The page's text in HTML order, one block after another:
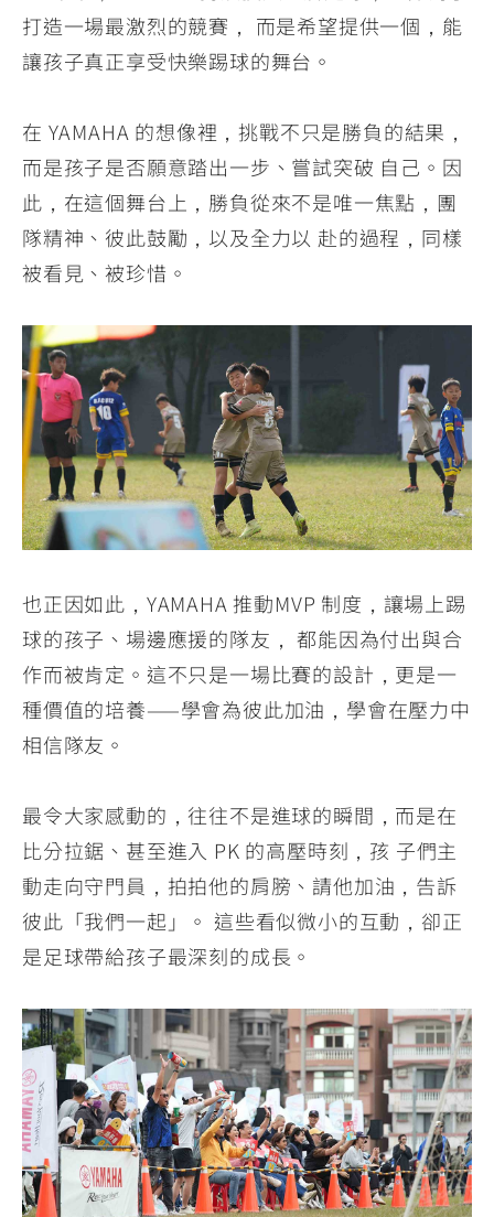
打造一場最激烈的競賽， 而是希望提供一個，能
讓孩子真正享受快樂踢球的舞台。
在 YAMAHA 的想像裡，挑戰不只是勝負的結果，
而是孩子是否願意踏出一步、嘗試突破 自己。因
此，在這個舞台上，勝負從來不是唯一焦點，團
隊精神、彼此鼓勵，以及全力以 赴的過程，同樣
被看見、被珍惜。
也正因如此，YAMAHA 推動MVP 制度，讓場上踢
球的孩子、場邊應援的隊友， 都能因為付出與合
作而被肯定。這不只是一場比賽的設計，更是一
種價值的培養——學會為彼此加油，學會在壓力中
相信隊友。
最令大家感動的，往往不是進球的瞬間，而是在
比分拉鋸、甚至進入 PK 的高壓時刻，孩 子們主
動走向守門員，拍拍他的肩膀、請他加油，告訴
彼此「我們一起」。 這些看似微小的互動，卻正
是足球帶給孩子最深刻的成長。